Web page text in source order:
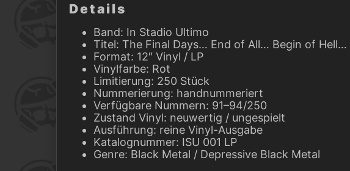
Details
Band: In Stadio Ultimo
Titel: The Final Days… End of All… Begin of Hell…
Format: 12″ Vinyl / LP
Vinylfarbe: Rot
Limitierung: 250 Stück
Nummerierung: handnummeriert
Verfügbare Nummern: 91–94/250
Zustand Vinyl: neuwertig / ungespielt
Ausführung: reine Vinyl-Ausgabe
Katalognummer: ISU 001 LP
Genre: Black Metal / Depressive Black Metal